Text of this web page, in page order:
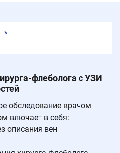
*
флеболога с УЗИ
обследование врачом
влючает в себя:
описания вен